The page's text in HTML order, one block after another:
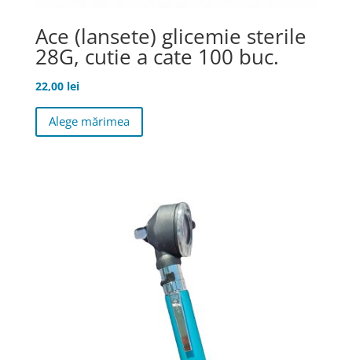
Ace (lansete) glicemie sterile
28G, cutie a cate 100 buc.
22,00 lei
Alege mărimea
are
Opțiunile
pot
fi
alese
pagina
produsului.